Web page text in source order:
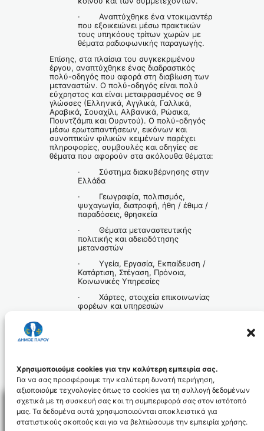
Χρησιμοποιούμε cookies για την καλύτερη εμπειρία σας.
Για να σας προσφέρουμε την καλύτερη δυνατή περιήγηση,
αξιοποιούμε τεχνολογίες όπως τα cookies για τη συλλογή δεδομένων
σχετικά με τη συσκευή σας και τη συμπεριφορά σας στον ιστότοπό
μας. Τα δεδομένα αυτά χρησιμοποιούνται αποκλειστικά για
στατιστικούς σκοπούς και για να βελτιώσουμε την εμπειρία χρήσης.
· Αναπτύχθηκε ένα ντοκιμαντέρ
που εξοικειώνει μέσω πρακτικών
τους υπηκόους τρίτων χωρών με
θέματα ραδιοφωνικής παραγωγής.
Επίσης, στα πλαίσια του συγκεκριμένου
έργου, αναπτύχθηκε ένας διαδραστικός
πολύ-οδηγός που αφορά στη διαβίωση των
μεταναστών. Ο πολύ-οδηγός είναι πολύ
εύχρηστος και είναι μεταφρασμένος σε 9
γλώσσες (Ελληνικά, Αγγλικά, Γαλλικά,
Αραβικά, Σουαχίλι, Αλβανικά, Ρώσικα,
Πουντζάμπι και Ουρντού). Ο πολύ-οδηγός
μέσω ερωταπαντήσεων, εικόνων και
συνοπτικών φιλικών κειμένων παρέχει
πληροφορίες, συμβουλές και οδηγίες σε
θέματα που αφορούν στα ακόλουθα θέματα:
· Σύστημα διακυβέρνησης στην
Ελλάδα
· Γεωγραφία, πολιτισμός,
ψυχαγωγία, διατροφή, ήθη / έθιμα /
παραδόσεις, θρησκεία
· Θέματα μεταναστευτικής
πολιτικής και αδειοδότησης
μεταναστών
· Υγεία, Εργασία, Εκπαίδευση /
Κατάρτιση, Στέγαση, Πρόνοια,
Κοινωνικές Υπηρεσίες
· Χάρτες, στοιχεία επικοινωνίας
φορέων και υπηρεσιών
στοιχεία για τη μετανάστευση.